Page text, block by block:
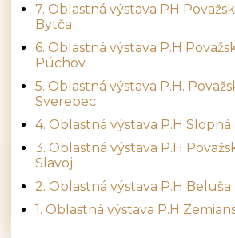
7. Oblastná výstava PH
Bytča
6. Oblastná výstava P.H
Púchov
5. Oblastná výstava P.H.
Sverepec
4. Oblastná výstava P.H Slopná
3. Oblastná výstava P.H
Slavoj
2. Oblastná výstava P.H Beluša
1. Oblastná výstava P.H